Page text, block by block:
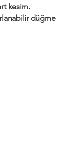
kesim.
düğme